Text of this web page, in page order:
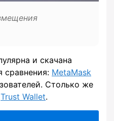
и скачана
сравнения: MetaMask
Столько же
Trust Wallet.